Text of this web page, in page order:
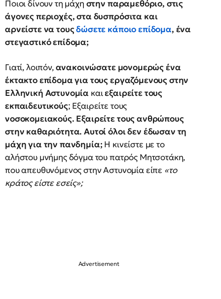
Ποιοι δίνουν τη μάχη στην παραμεθόριο, στις
άγονες περιοχές, στα δυσπρόσιτα και
αρνείστε να τουςδώσετε κάποιο επίδομα, ένα
στεγαστικό επίδομα;
Γιατί, λοιπόν,ανακοινώσατε μονομερώς ένα
έκτακτο επίδομα για τους εργαζόμενους στην
Ελληνική Αστυνομία καιεξαιρείτε τους
εκπαιδευτικούς; Εξαιρείτε τους
νοσοκομειακούς. Εξαιρείτε τους ανθρώπους
στην καθαριότητα. Αυτοί όλοι δεν έδωσαν τη
μάχη για την πανδημία; Η κινείστε με το
αλήστου μνήμης δόγμα του πατρός Μητσοτάκη,
που απευθυνόμενος στην Αστυνομία είπε «το
κράτος είστε εσείς»;